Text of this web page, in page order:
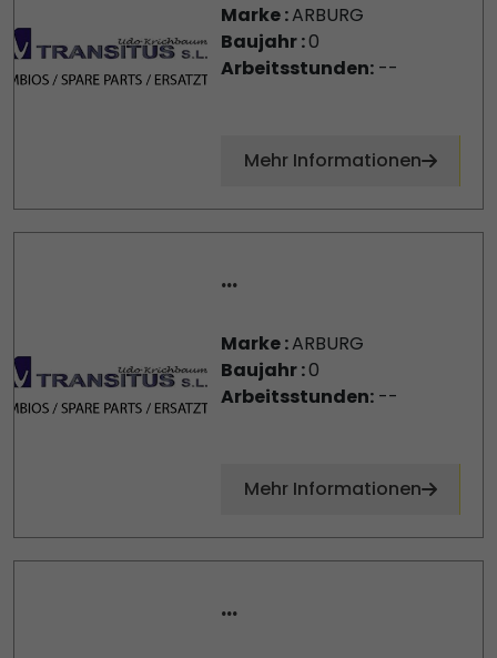
Marke :ARBURG
Baujahr :0
Arbeitsstunden:--
Mehr Informationen
...
Marke :ARBURG
Baujahr :0
Arbeitsstunden:--
Mehr Informationen
...